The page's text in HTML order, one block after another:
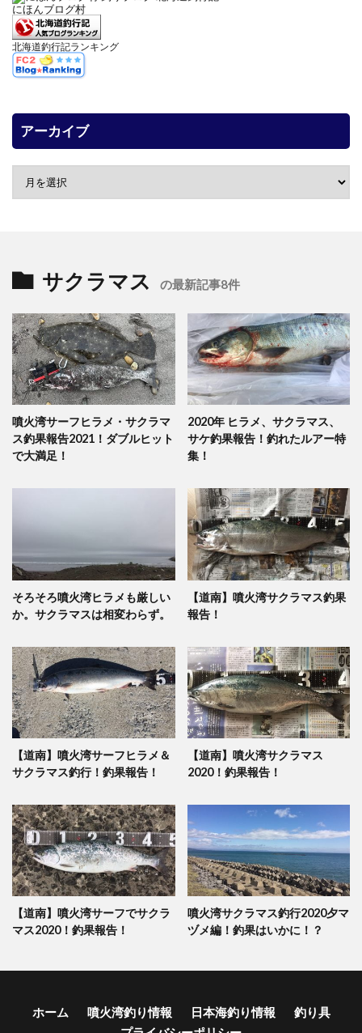
にほんブログ村
北海道釣行記ランキング
アーカイブ
サクラマス の最新記事8件
噴火湾サーフヒラメ・サクラマ
ス釣果報告2021！ダブルヒット
で大満足！
2020年 ヒラメ、サクラマス、
サケ釣果報告！釣れたルアー特
集！
そろそろ噴火湾ヒラメも厳しい
か。サクラマスは相変わらず。
【道南】噴火湾サクラマス釣果
報告！
【道南】噴火湾サーフヒラメ＆
サクラマス釣行！釣果報告！
【道南】噴火湾サクラマス
2020！釣果報告！
【道南】噴火湾サーフでサクラ
マス2020！釣果報告！
噴火湾サクラマス釣行2020夕マ
ヅメ編！釣果はいかに！？
ホーム 噴火湾釣り情報 日本海釣り情報
釣り具